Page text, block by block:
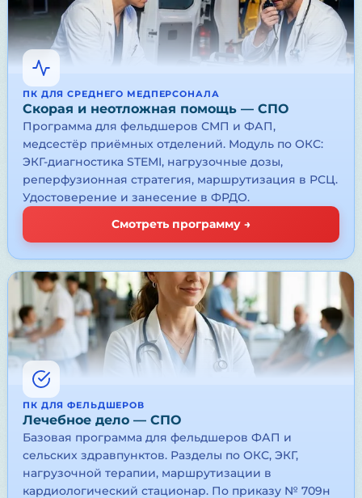
ПК ДЛЯ СРЕДНЕГО МЕДПЕРСОНАЛА
Скорая и неотложная помощь — СПО
Программа для фельдшеров СМП и ФАП,
медсестёр приёмных отделений. Модуль по ОКС:
ЭКГ-диагностика STEMI, нагрузочные дозы,
реперфузионная стратегия, маршрутизация в РСЦ.
Удостоверение и занесение в ФРДО.
Смотреть программу →
ПК ДЛЯ ФЕЛЬДШЕРОВ
Лечебное дело — СПО
Базовая программа для фельдшеров ФАП и
сельских здравпунктов. Разделы по ОКС, ЭКГ,
нагрузочной терапии, маршрутизации в
кардиологический стационар. По приказу № 709н